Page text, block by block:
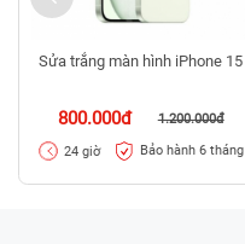
Sửa trắng màn hình iPhone 15
800.000đ 1.200.000đ
24 giờ Bảo hành 6 tháng